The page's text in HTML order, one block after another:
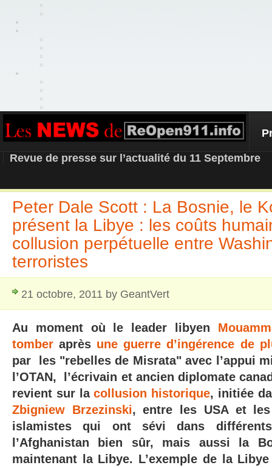
REOPEN911 – NEWS
Revue de presse sur l’actualité du 11 Septembre
Peter Dale Scott : La Bosnie, le
présent la Libye : les coûts
collusion perpétuelle entre
terroristes
21 octobre, 2011 by GeantVert
Au moment où le leader libyen
tomber après une guerre d’ingérence de
par les "rebelles de Misrata" avec l’appui
l’OTAN,
l’écrivain et ancien diplomate
revient sur lacollusion historique, initiée
Zbigniew Brzezinski, entre les USA et
islamistes qui ont sévi dans
l’Afghanistan bien sûr, mais aussi la
maintenant la Libye. L’exemple de la